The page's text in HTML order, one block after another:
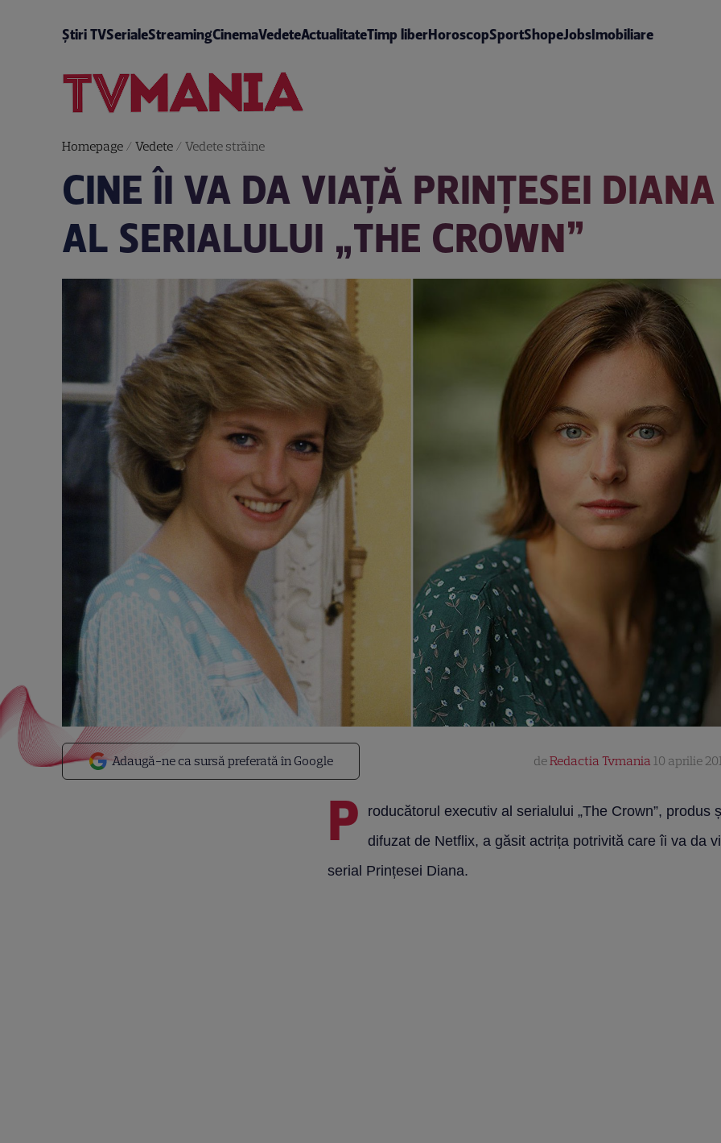
Știri TVSerialeStreamingCinemaVedeteActualitateTimp liberHoroscopSportShopeJobsImobiliare
Homepage/ Vedete/ Vedete străine
CINE ÎI VA DA VIAȚĂ PRINȚESEI
AL SERIALULUI „THE CROWN”
Adaugă-ne ca sursă preferată în Google deRedactia Tvmania 10 aprilie
P
roducătorul executiv al serialului „The Crown”, produs
difuzat de Netflix, a găsit actrița potrivită care îi va da
serial Prințesei Diana.